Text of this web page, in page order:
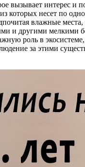
вызывает интерес
которых несет по
влажные
другими мелкими
роль в
за этими